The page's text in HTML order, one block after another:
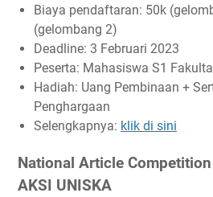
Biaya pendaftaran: 50k
(gelombang 2)
Deadline: 3 Februari 2023
Peserta: Mahasiswa S1
Hadiah: Uang Pembinaan +
Penghargaan
Selengkapnya: klik di sini
National Article
AKSI UNISKA